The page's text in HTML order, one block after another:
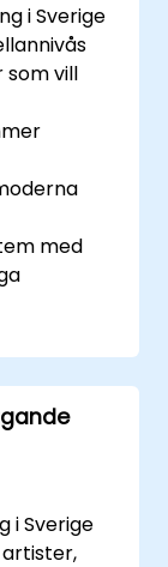
i Sverige
vill
med
A* för
AI-
i Sverige